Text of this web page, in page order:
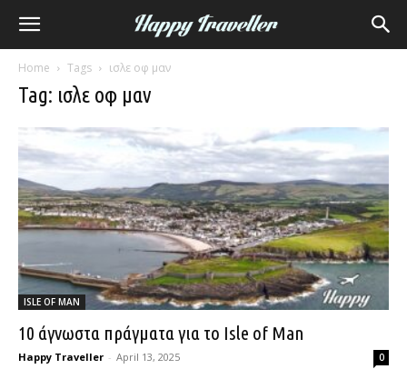
Home Tags ισλε οφ μαν
Tag: ισλε οφ μαν
ISLE OF MAN
10 άγνωστα πράγματα για το Isle of Man
Happy Traveller - April 13, 2025 0